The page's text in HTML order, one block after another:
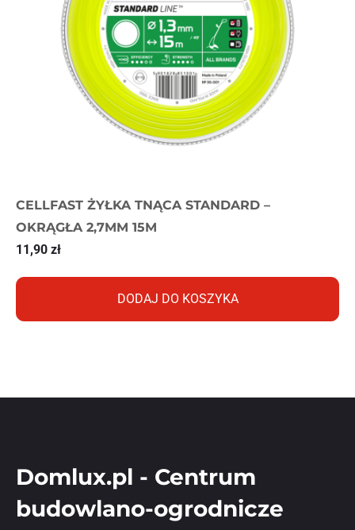
CELLFAST ŻYŁKA TNĄCA STANDARD –
OKRĄGŁA 2,7MM 15M
11,90 zł
DODAJ DO KOSZYKA
Domlux.pl - Centrum
budowlano-ogrodnicze